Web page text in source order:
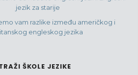
jezik za starije
vam razlike između američkog i
engleskog jezika
ŠKOLE JEZIKE